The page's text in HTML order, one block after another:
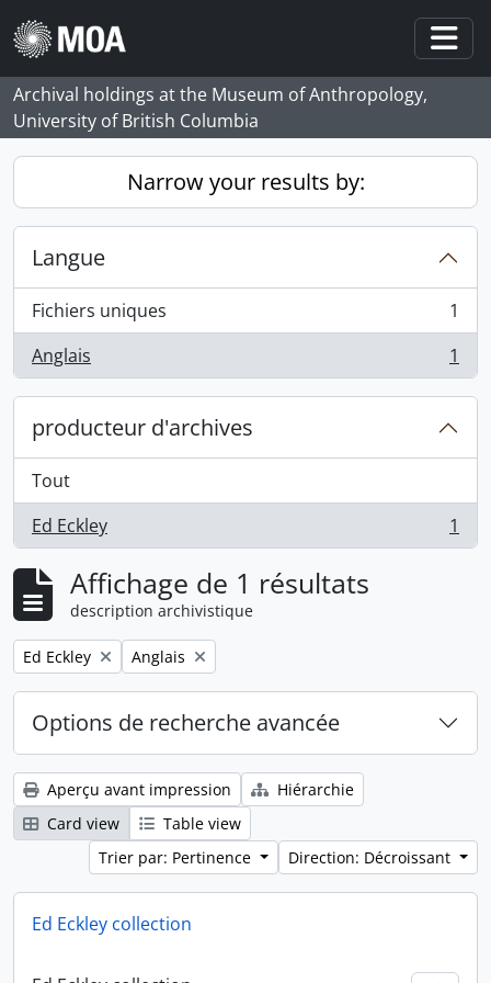
Skip to main content
Archival holdings at the Museum of Anthropology,
University of British Columbia
Narrow your results by:
Langue
Fichiers uniques
, 1 résultats
1
Anglais
, 1 résultats 1
producteur d'archives
Tout
Ed Eckley
, 1 résultats 1
Affichage de 1 résultats
description archivistique
Remove filter:
Ed Eckley Remove filter:
Anglais
Options de recherche avancée
Aperçu avant impression
Hiérarchie
Card view
Table view
Trier par: Pertinence
Direction: Décroissant
Ed Eckley collection